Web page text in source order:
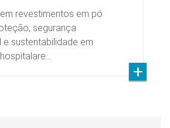
revestimentos em pó
segurança
sustentabilidade em